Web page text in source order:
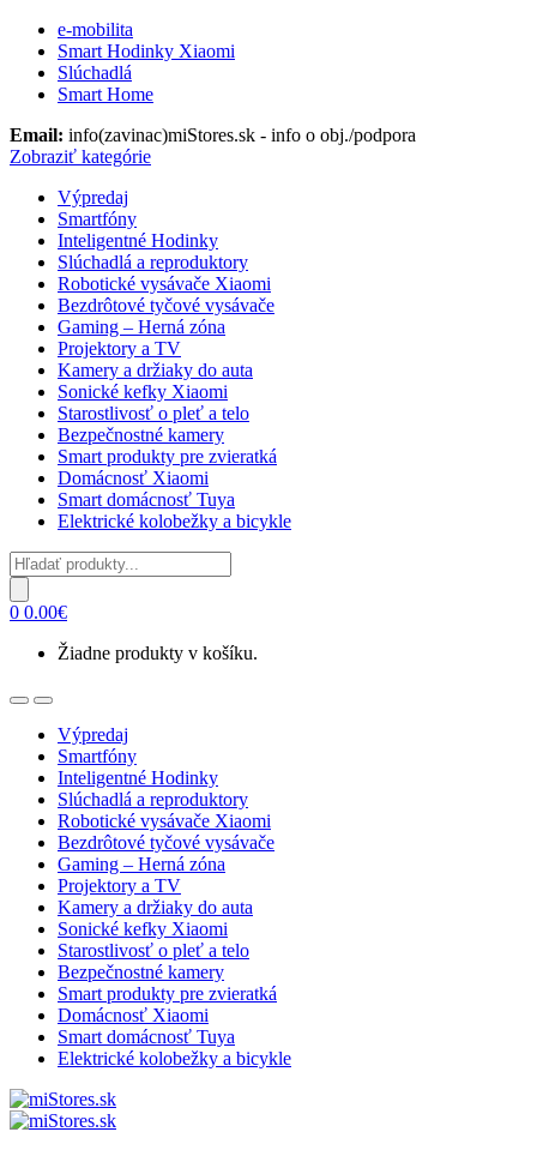
e-mobilita
Smart Hodinky Xiaomi
Slúchadlá
Smart Home
Email: info(zavinac)miStores.sk - info o obj./podpora
Zobraziť kategórie
Výpredaj
Smartfóny
Inteligentné Hodinky
Slúchadlá a reproduktory
Robotické vysávače Xiaomi
Bezdrôtové tyčové vysávače
Gaming – Herná zóna
Projektory a TV
Kamery a držiaky do auta
Sonické kefky Xiaomi
Starostlivosť o pleť a telo
Bezpečnostné kamery
Smart produkty pre zvieratká
Domácnosť Xiaomi
Smart domácnosť Tuya
Elektrické kolobežky a bicykle
Products
search
0 0.00€
Žiadne produkty v košíku.
OpenClose
Výpredaj
Smartfóny
Inteligentné Hodinky
Slúchadlá a reproduktory
Robotické vysávače Xiaomi
Bezdrôtové tyčové vysávače
Gaming – Herná zóna
Projektory a TV
Kamery a držiaky do auta
Sonické kefky Xiaomi
Starostlivosť o pleť a telo
Bezpečnostné kamery
Smart produkty pre zvieratká
Domácnosť Xiaomi
Smart domácnosť Tuya
Elektrické kolobežky a bicykle